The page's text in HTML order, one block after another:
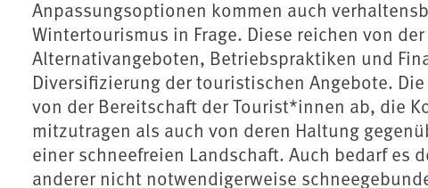
Anpassungsoptionen kommen auch
Wintertourismus in Frage. Diese reichen von
Alternativangeboten, Betriebspraktiken und
Diversifizierung der touristischen Angebote.
von der Bereitschaft der Tourist*innen ab, die
mitzutragen als auch von deren Haltung
einer schneefreien Landschaft. Auch bedarf es
anderer nicht notwendigerweise